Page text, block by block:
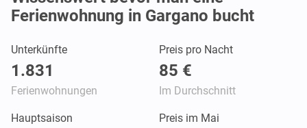
Ferienwohnung in Gargano bucht
Unterkünfte
1.831
Ferienwohnungen
Preis pro Nacht
85 €
Im Durchschnitt
Hauptsaison Preis im Mai